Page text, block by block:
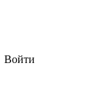
Войти